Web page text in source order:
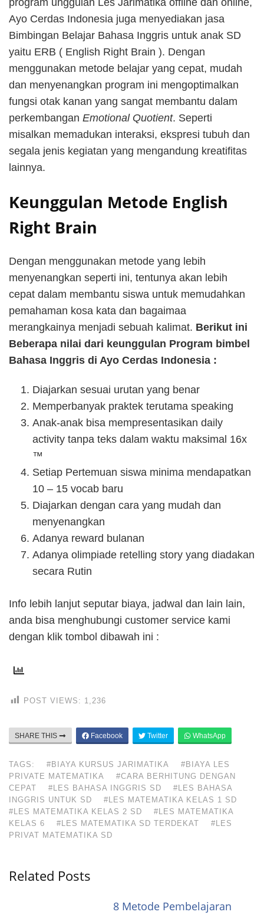
program unggulan Les Jarimatika offline dan online,
Ayo Cerdas Indonesia juga menyediakan jasa
Bimbingan Belajar Bahasa Inggris untuk anak SD
yaitu ERB ( English Right Brain ). Dengan
menggunakan metode belajar yang cepat, mudah
dan menyenangkan program ini mengoptimalkan
fungsi otak kanan yang sangat membantu dalam
perkembangan Emotional Quotient. Seperti
misalkan memadukan interaksi, ekspresi tubuh dan
segala jenis kegiatan yang mengandung kreatifitas
lainnya.
Keunggulan Metode English
Right Brain
Dengan menggunakan metode yang lebih
menyenangkan seperti ini, tentunya akan lebih
cepat dalam membantu siswa untuk memudahkan
pemahaman kosa kata dan bagaimaa
merangkainya menjadi sebuah kalimat. Berikut ini
Beberapa nilai dari keunggulan Program bimbel
Bahasa Inggris di Ayo Cerdas Indonesia :
Diajarkan sesuai urutan yang benar
Memperbanyak praktek terutama speaking
Anak-anak bisa mempresentasikan daily
activity tanpa teks dalam waktu maksimal 16x
™
Setiap Pertemuan siswa minima mendapatkan
10 – 15 vocab baru
Diajarkan dengan cara yang mudah dan
menyenangkan
Adanya reward bulanan
Adanya olimpiade retelling story yang diadakan
secara Rutin
Info lebih lanjut seputar biaya, jadwal dan lain lain,
anda bisa menghubungi customer service kami
dengan klik tombol dibawah ini :
POST VIEWS: 1,236
SHARE THIS Facebook Twitter WhatsApp
TAGS: #BIAYA KURSUS JARIMATIKA
#BIAYA LES
PRIVATE MATEMATIKA
#CARA BERHITUNG DENGAN
CEPAT
#LES BAHASA INGGRIS SD
#LES BAHASA
INGGRIS UNTUK SD
#LES MATEMATIKA KELAS 1 SD
#LES MATEMATIKA KELAS 2 SD
#LES MATEMATIKA
KELAS 6
#LES MATEMATIKA SD TERDEKAT
#LES
PRIVAT MATEMATIKA SD
Related Posts
8 Metode Pembelajaran